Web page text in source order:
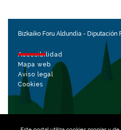
Bizkaiko Foru Aldundia - Diputación
Accesibilidad
Mapa web
Aviso legal
Cookies